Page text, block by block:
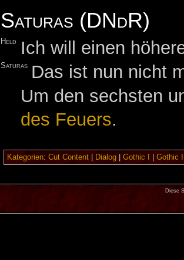
Saturas (DNdR)
Held Ich will einen
Saturas Das ist nun nicht
Um den sechsten
des Feuers.
Kategorien: Cut Content| Dialog| Gothic I Gothic
Diese